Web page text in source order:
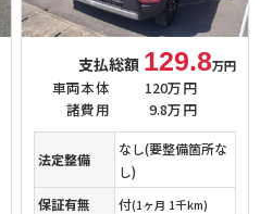
支払総額 129.8万円
車両本体
120万円
諸費用
9.8万円
法定整備
なし(要整備箇所な
し)
保証有無
付(1ヶ月 1千km)